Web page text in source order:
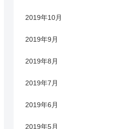
2019年10月
2019年9月
2019年8月
2019年7月
2019年6月
2019年5月